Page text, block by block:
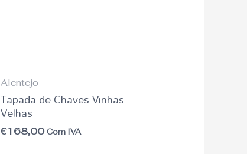
Alentejo
Tapada de Chaves Vinhas
Velhas
€168,00 Com IVA